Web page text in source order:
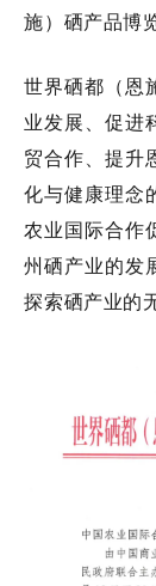
施）硒产品博
世界硒都（恩
业发展、促进
贸合作、提升
化与健康理念
农业国际合作
州硒产业的发
探索硒产业的